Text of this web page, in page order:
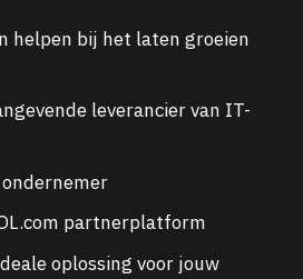
helpen bij het laten groeien
leverancier van IT-
partnerplatform
oplossing voor jouw